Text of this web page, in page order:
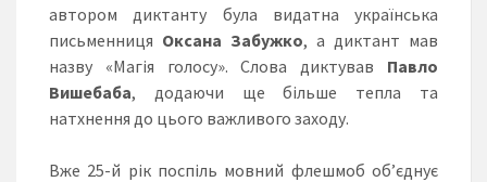
автором диктанту була видатна українська
письменниця Оксана Забужко, а диктант мав
назву «Магія голосу». Слова диктував Павло
Вишебаба, додаючи ще більше тепла та
натхнення до цього важливого заходу.
Вже 25-й рік поспіль мовний флешмоб обʼєднує